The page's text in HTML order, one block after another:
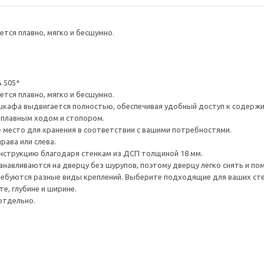
плавно, мягко и бесшумно.
505*
плавно, мягко и бесшумно.
выдвигается полностью, обеспечивая удобный доступ к
ходом и стопором.
место для хранения в соответствии с вашими потребностями.
или слева.
благодаря стенкам из ДСП толщиной 18 мм.
на дверцу без шурупов, поэтому дверцу легко снять и
разные виды креплений. Выберите подходящие для ваших
глубине и ширине.